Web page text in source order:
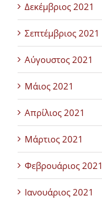
Δεκέμβριος 2021
Σεπτέμβριος 2021
Αύγουστος 2021
Μάιος 2021
Απρίλιος 2021
Μάρτιος 2021
Φεβρουάριος 2021
Ιανουάριος 2021